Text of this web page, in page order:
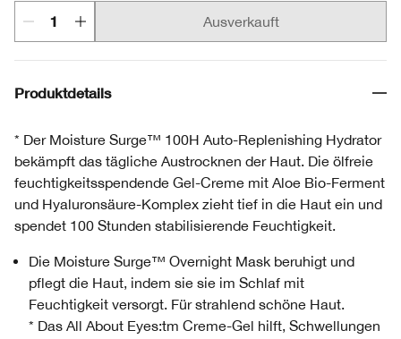
Ausverkauft
Produktdetails
* Der Moisture Surge™ 100H Auto-Replenishing Hydrator
bekämpft das tägliche Austrocknen der Haut. Die ölfreie
feuchtigkeitsspendende Gel-Creme mit Aloe Bio-Ferment
und Hyaluronsäure-Komplex zieht tief in die Haut ein und
spendet 100 Stunden stabilisierende Feuchtigkeit.
Die Moisture Surge™ Overnight Mask beruhigt und
pflegt die Haut, indem sie sie im Schlaf mit
Feuchtigkeit versorgt. Für strahlend schöne Haut.
* Das All About Eyes:tm Creme-Gel hilft, Schwellungen